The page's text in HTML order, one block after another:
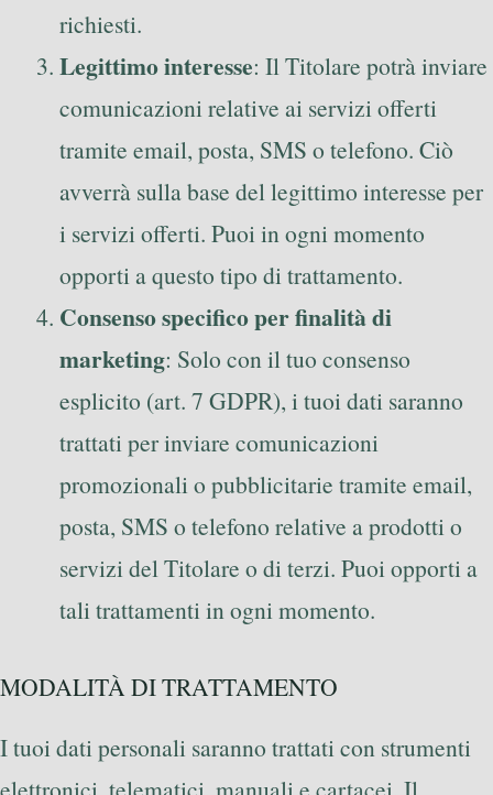
richiesti.
Legittimo interesse: Il Titolare potrà inviare
comunicazioni relative ai servizi offerti
tramite email, posta, SMS o telefono. Ciò
avverrà sulla base del legittimo interesse per
i servizi offerti. Puoi in ogni momento
opporti a questo tipo di trattamento.
Consenso specifico per finalità di
marketing: Solo con il tuo consenso
esplicito (art. 7 GDPR), i tuoi dati saranno
trattati per inviare comunicazioni
promozionali o pubblicitarie tramite email,
posta, SMS o telefono relative a prodotti o
servizi del Titolare o di terzi. Puoi opporti a
tali trattamenti in ogni momento.
MODALITÀ DI TRATTAMENTO
I tuoi dati personali saranno trattati con strumenti